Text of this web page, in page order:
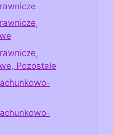
Pozostałe